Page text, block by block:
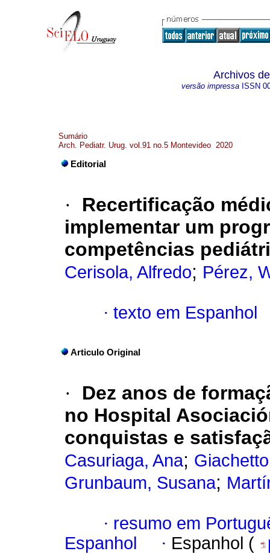
Archivos
versão impressa ISSN
Sumário
Arch. Pediatr. Urug. vol.91 no.5 Montevideo 2020
Editorial
·
Recertificação
implementar um
competências
Cerisola, Alfredo; Pérez,
· texto em Espanhol
Articulo Original
·
Dez anos de
no Hospital
conquistas e
Casuriaga, Ana;
Grunbaum, Susana;
· resumo em
Espanhol
· Espanhol (